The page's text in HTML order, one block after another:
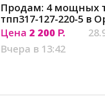
Продам: 4 мощных
тпп317-127-220-5 в
Цена 2 200 Р.
Вчера в 13:42